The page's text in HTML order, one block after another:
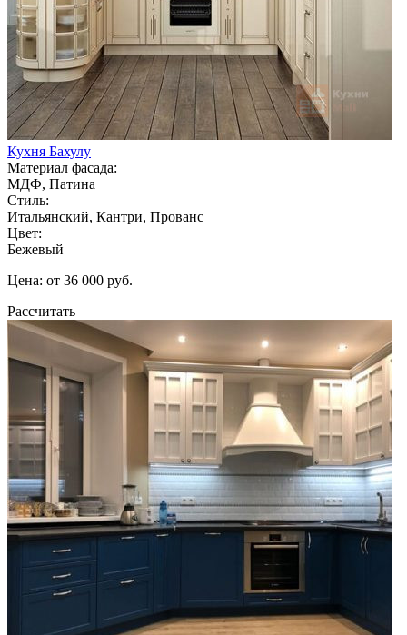
Кухня Бахулу
Материал фасада:
МДФ, Патина
Стиль:
Итальянский, Кантри, Прованс
Цвет:
Бежевый
Цена: от 36 000 руб.
Рассчитать